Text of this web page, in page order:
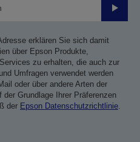
erklären Sie sich damit
über Epson Produkte,
zu erhalten, die auch zur
Umfragen verwendet werden
oder über andere Arten der
Grundlage Ihrer Präferenzen
der Epson Datenschutzrichtlinie.